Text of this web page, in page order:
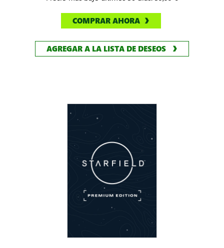
COMPRAR AHORA
AGREGAR A LA LISTA DE DESEOS